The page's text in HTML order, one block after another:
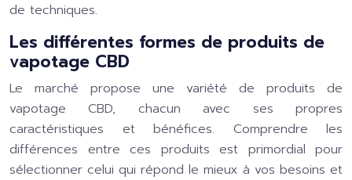
de techniques.
Les différentes formes de produits de
vapotage CBD
Le marché propose une variété de produits de
vapotage CBD, chacun avec ses propres
caractéristiques et bénéfices. Comprendre les
différences entre ces produits est primordial pour
sélectionner celui qui répond le mieux à vos besoins et